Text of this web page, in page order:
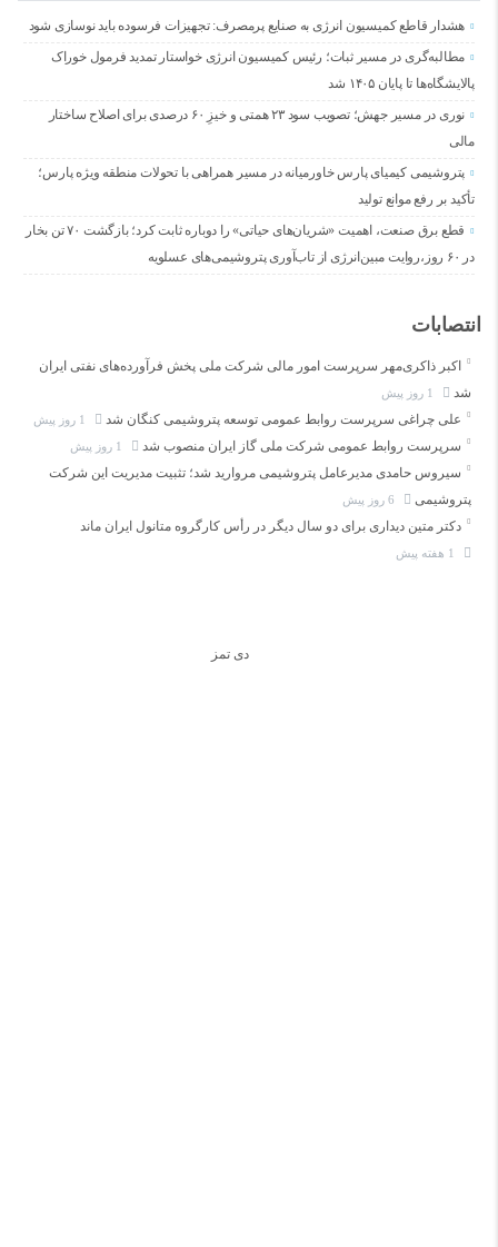
هشدار قاطع کمیسیون انرژی به صنایع پرمصرف: تجهیزات فرسوده باید نوسازی شود
مطالبه‌گری در مسیر ثبات؛ رئیس کمیسیون انرژی خواستار تمدید فرمول خوراک
پالایشگاه‌ها تا پایان ۱۴۰۵ شد
نوری در مسیر جهش؛ تصویب سود ۲۳ همتی و خیزِ ۶۰ درصدی برای اصلاح ساختار
مالی
پتروشیمی کیمیای پارس خاورمیانه در مسیر همراهی با تحولات منطقه ویژه پارس؛
تأکید بر رفع موانع تولید
قطع برق صنعت، اهمیت «شریان‌های حیاتی» را دوباره ثابت کرد؛ بازگشت ۷۰ تن بخار
در ۶۰ روز،روایت مبین‌انرژی از تاب‌آوری پتروشیمی‌های عسلویه
انتصابات
اکبر ذاکری‌مهر سرپرست امور مالی شرکت ملی پخش فرآورده‌های نفتی ایران
شد
علی چراغی سرپرست روابط عمومی توسعه پتروشیمی کنگان شد
سرپرست روابط عمومی شرکت ملی گاز ایران منصوب شد
سیروس حامدی مدیرعامل پتروشیمی مروارید شد؛ تثبیت مدیریت این شرکت
پتروشیمی
دکتر متین دیداری برای دو سال دیگر در رأس کارگروه متانول ایران ماند
دی تمز